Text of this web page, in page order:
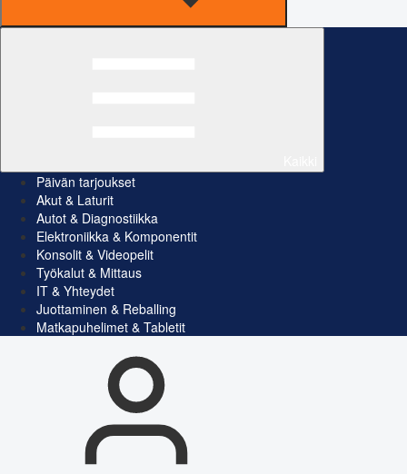
Päivän tarjoukset
Akut & Laturit
Autot & Diagnostiikka
Elektroniikka & Komponentit
Konsolit & Videopelit
Työkalut & Mittaus
IT & Yhteydet
Juottaminen & Reballing
Matkapuhelimet & Tabletit